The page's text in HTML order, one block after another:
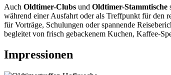
Auch Oldtimer-Clubs und Oldtimer-Stammtische
während einer Ausfahrt oder als Treffpunkt für den
für Vorträge, Schulungen oder spannende
begleitet von frisch gebackenem Kuchen, Kaffee-
Impressionen